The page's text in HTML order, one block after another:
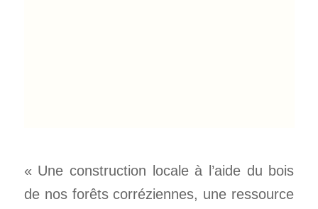
« Une construction locale à l’aide du bois
de nos forêts corréziennes, une ressource